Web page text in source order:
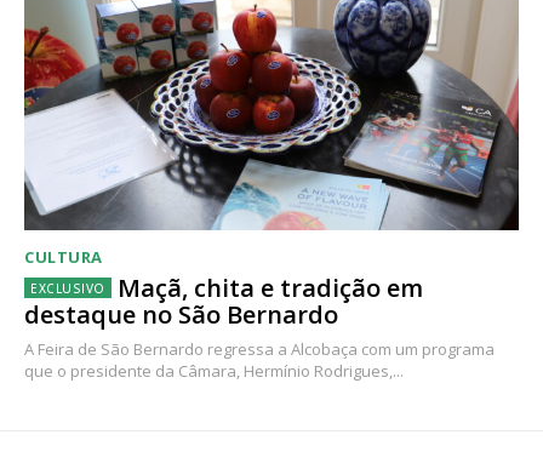
CULTURA
Maçã, chita e tradição em
destaque no São Bernardo
A Feira de São Bernardo regressa a Alcobaça com um programa
que o presidente da Câmara, Hermínio Rodrigues,...